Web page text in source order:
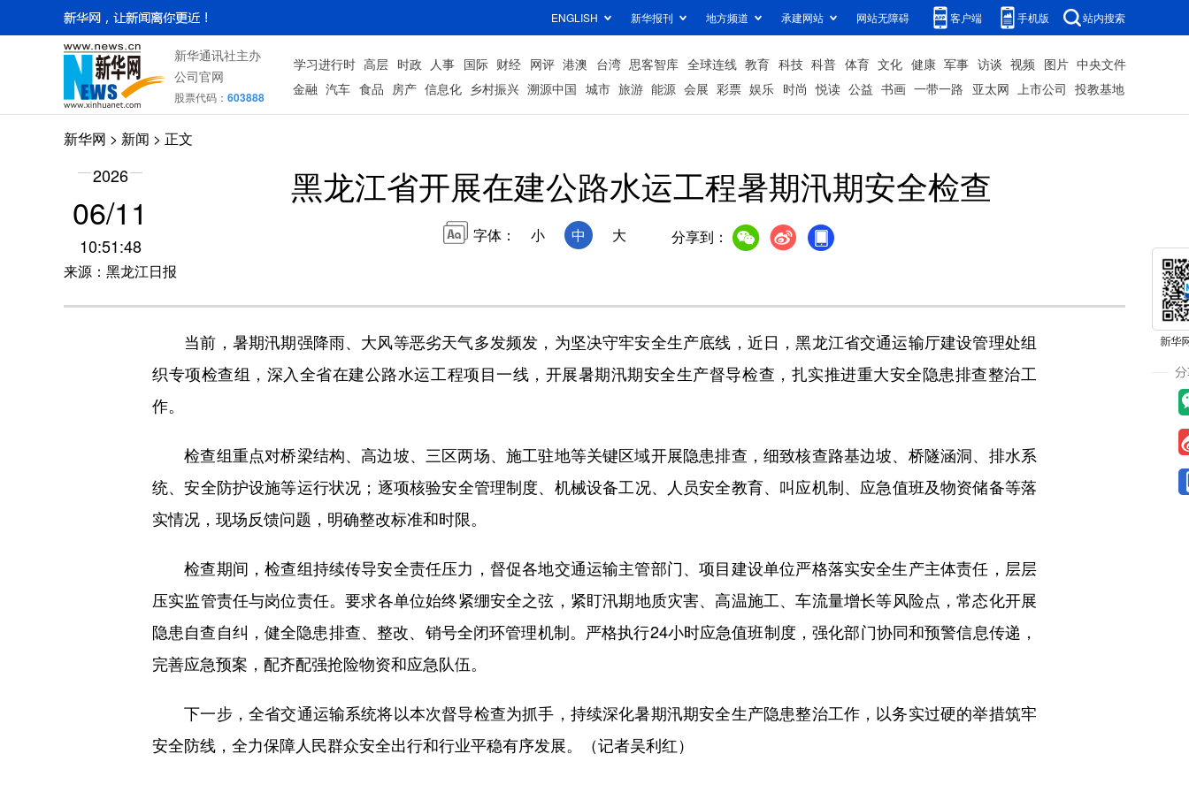
ENGLISH 新华报刊 地方频道 承建网站 网站无障碍 客户端 手机版 站内搜索
新华通讯社主办
公司官网
股票代码： 603888
学习进行时 高层 时政 人事 国际 财经 网评 港澳 台湾 思客智库 全球连线 教育 科技 科普 体育 文化 健康 军事 访谈 视频 图片 中央文件
金融 汽车 食品 房产 信息化 乡村振兴 溯源中国 城市 旅游 能源 会展 彩票 娱乐 时尚 悦读 公益 书画 一带一路 亚太网 上市公司 投教基地
新华网 > 新闻 > 正文
2026
06/11
10:51:48
来源：黑龙江日报
黑龙江省开展在建公路水运工程暑期汛期安全检查
字体： 小 中 大 分享到：
当前，暑期汛期强降雨、大风等恶劣天气多发频发，为坚决守牢安全生产底线，近日，黑龙江省交通运输厅建设管理处组
织专项检查组，深入全省在建公路水运工程项目一线，开展暑期汛期安全生产督导检查，扎实推进重大安全隐患排查整治工
作。
检查组重点对桥梁结构、高边坡、三区两场、施工驻地等关键区域开展隐患排查，细致核查路基边坡、桥隧涵洞、排水系
统、安全防护设施等运行状况；逐项核验安全管理制度、机械设备工况、人员安全教育、叫应机制、应急值班及物资储备等落
实情况，现场反馈问题，明确整改标准和时限。
检查期间，检查组持续传导安全责任压力，督促各地交通运输主管部门、项目建设单位严格落实安全生产主体责任，层层
压实监管责任与岗位责任。要求各单位始终紧绷安全之弦，紧盯汛期地质灾害、高温施工、车流量增长等风险点，常态化开展
隐患自查自纠，健全隐患排查、整改、销号全闭环管理机制。严格执行24小时应急值班制度，强化部门协同和预警信息传递，
完善应急预案，配齐配强抢险物资和应急队伍。
下一步，全省交通运输系统将以本次督导检查为抓手，持续深化暑期汛期安全生产隐患整治工作，以务实过硬的举措筑牢
安全防线，全力保障人民群众安全出行和行业平稳有序发展。（记者吴利红）